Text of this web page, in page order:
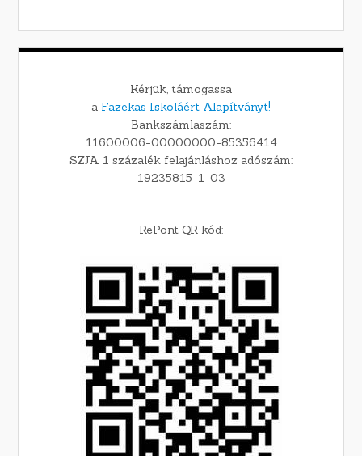
Kérjük, támogassa
a Fazekas Iskoláért Alapítványt!
Bankszámlaszám:
11600006-00000000-85356414
SZJA 1 százalék felajánláshoz adószám:
19235815-1-03
RePont QR kód: